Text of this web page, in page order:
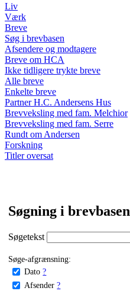
Liv
Værk
Breve
Søg i brevbasen
Afsendere og modtagere
Breve om HCA
Ikke tidligere trykte breve
Alle breve
Enkelte breve
Partner H.C. Andersens Hus
Brevveksling med fam. Melchior
Brevveksling med fam. Serre
Rundt om Andersen
Forskning
Titler oversat
Søgning i brevbasen
Søgetekst
Søge-afgrænsning:
Dato ?
Afsender ?